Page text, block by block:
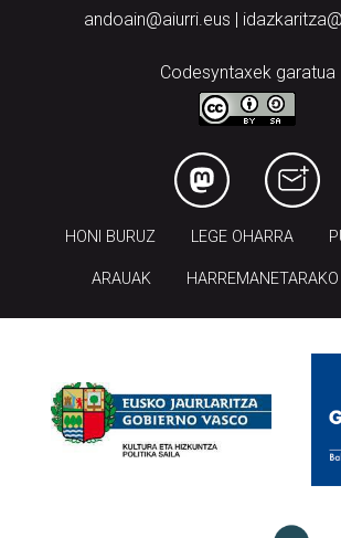
andoain@aiurri.eus |
Codesyntaxek garatua
HONI BURUZ LEGE OHARRA
ARAUAK HARREMANETARAKO